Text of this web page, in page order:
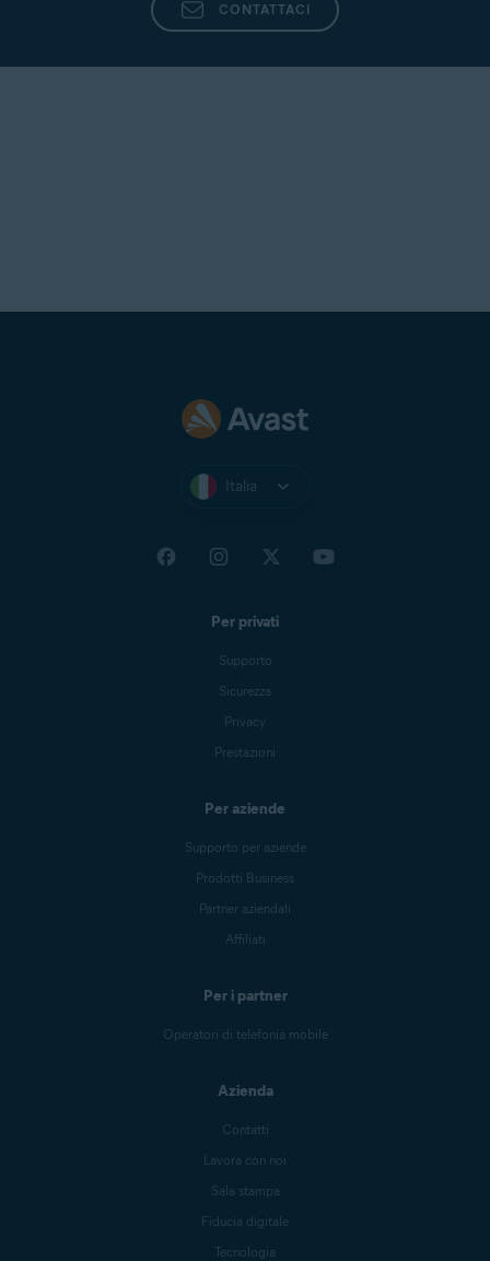
CONTATTACI
Italia
Per privati
Supporto
Sicurezza
Privacy
Prestazioni
Per aziende
Supporto per aziende
Prodotti Business
Partner aziendali
Affiliati
Per i partner
Operatori di telefonia mobile
Azienda
Contatti
Lavora con noi
Sala stampa
Fiducia digitale
Tecnologia